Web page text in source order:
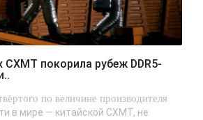
по величине производителя
в мире — китайской CXMT, не